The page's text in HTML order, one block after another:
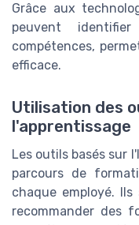
Grâce aux
peuvent
compétences,
efficace.
Utilisation des
l'apprentissage
Les outils basés sur
parcours de
chaque employé.
recommander des